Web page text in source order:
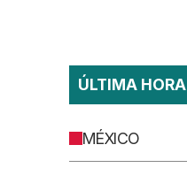
ÚLTIMA HORA
MÉXICO